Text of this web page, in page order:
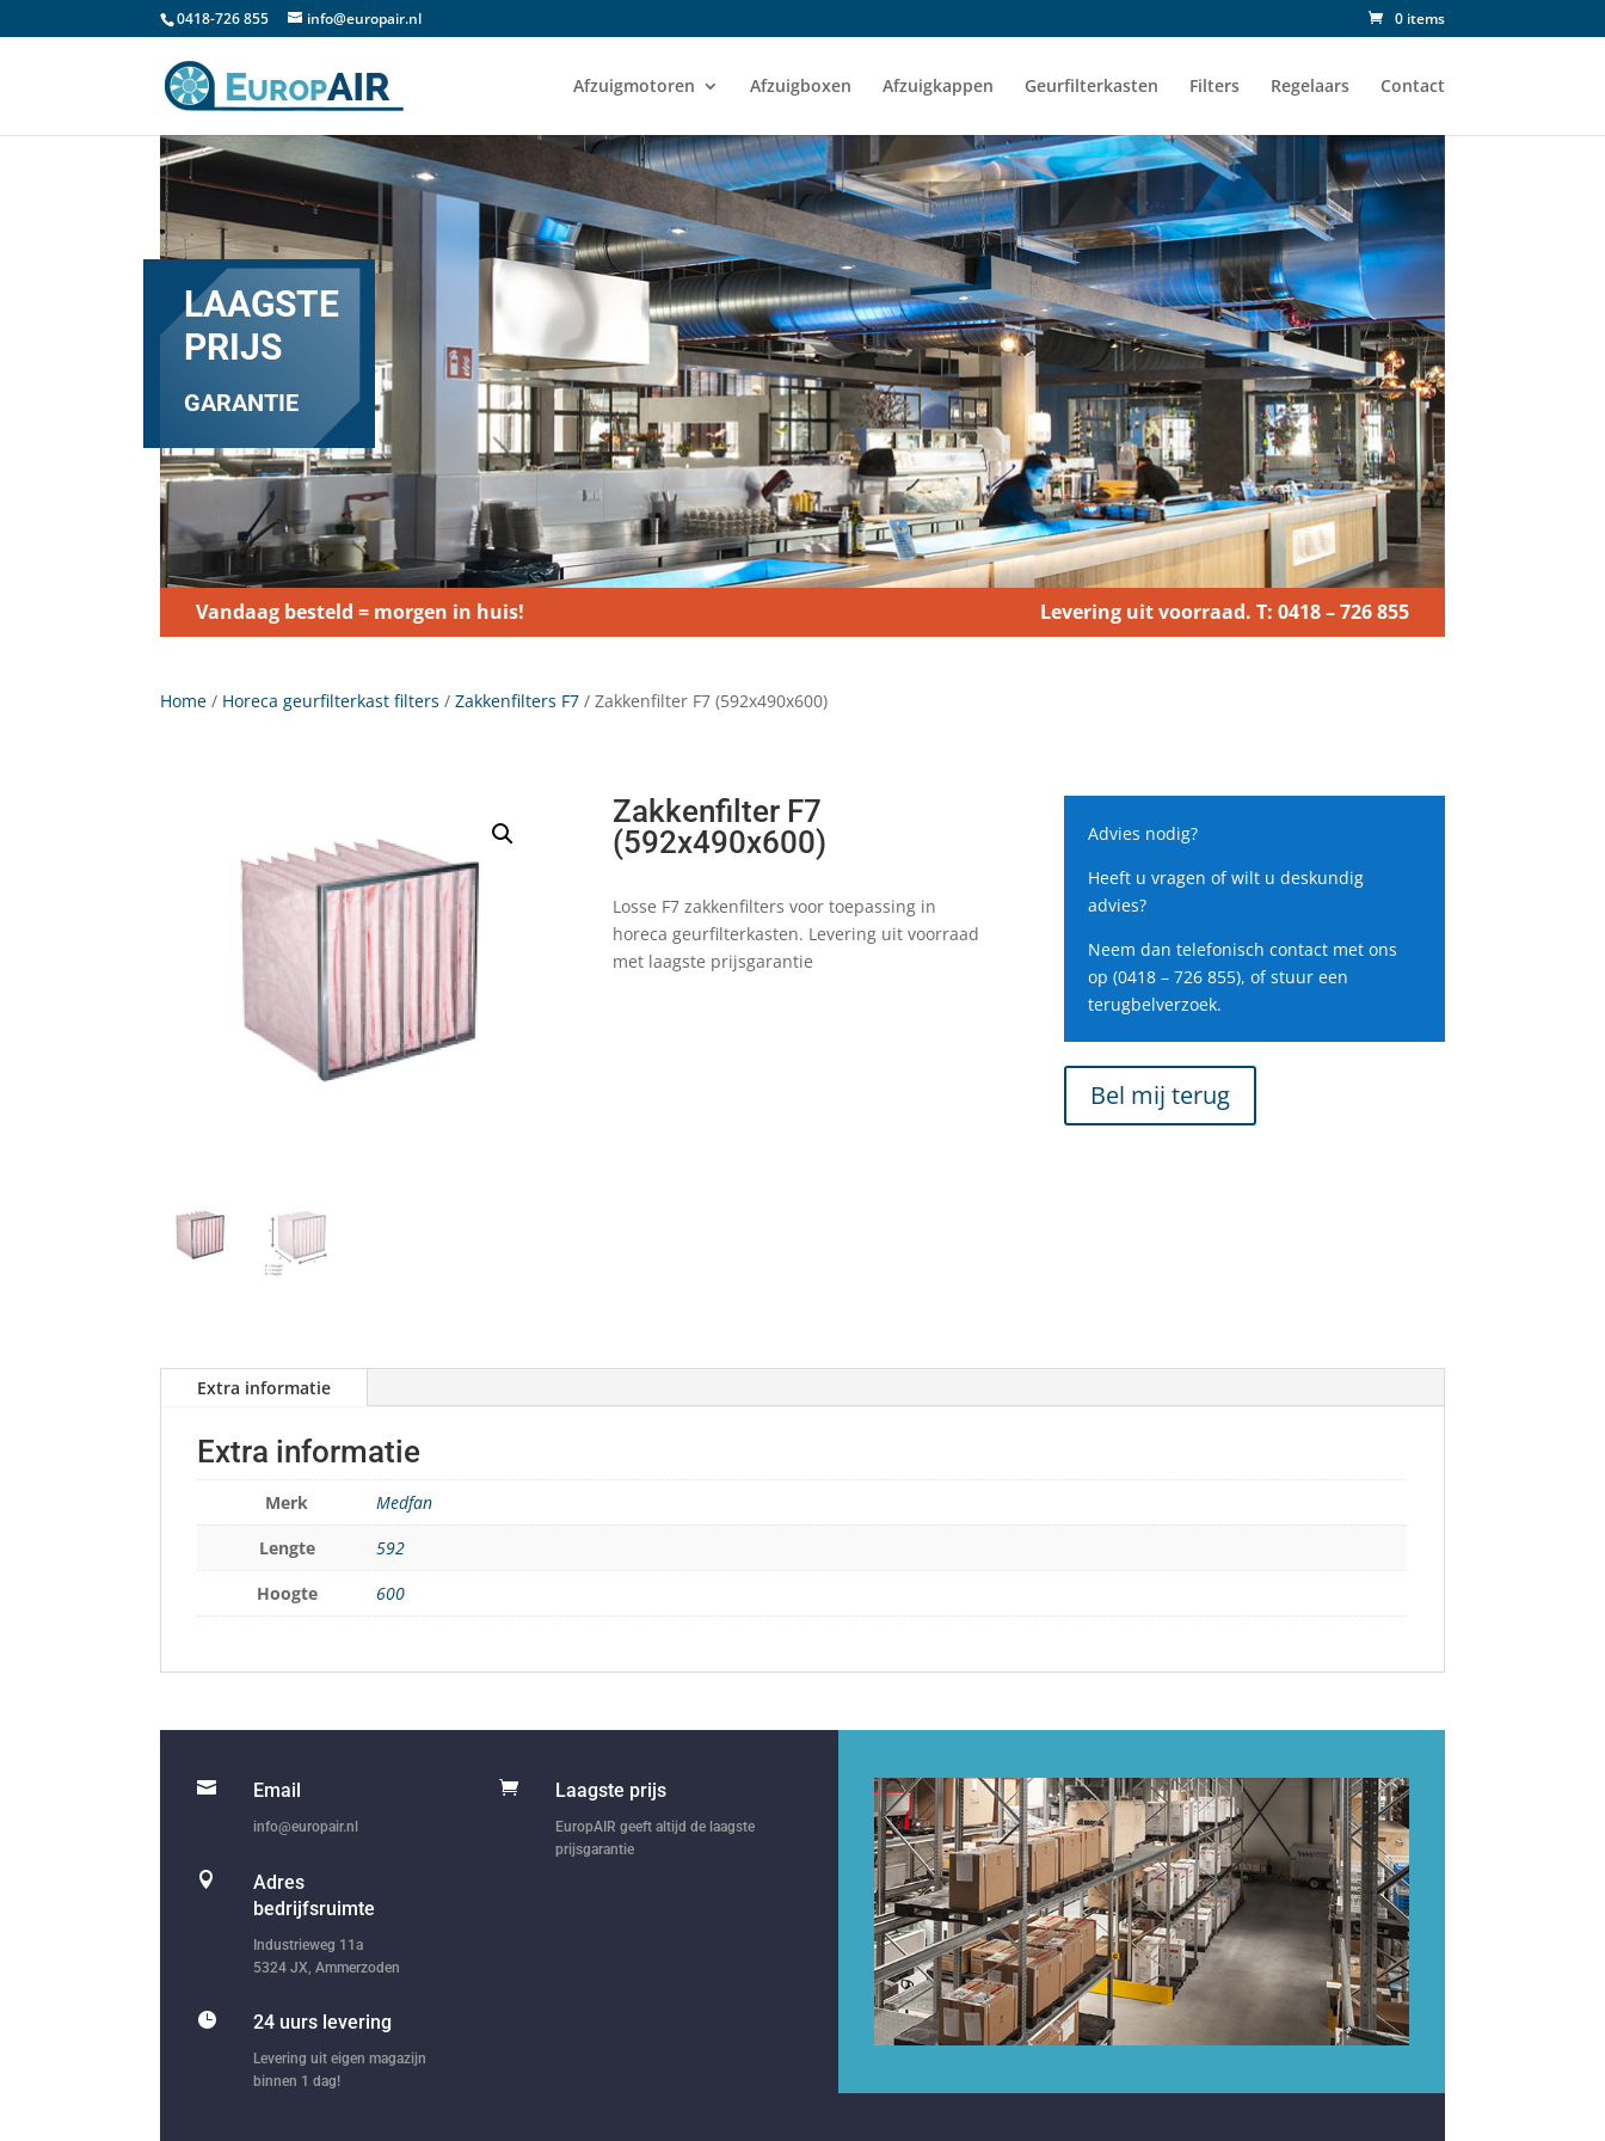
0418-726 855 info@europair.nl 0 items
Afzuigmotoren Afzuigboxen Afzuigkappen Geurfilterkasten Filters Regelaars Contact
LAAGSTE
PRIJS
GARANTIE
Vandaag besteld = morgen in huis! Levering uit voorraad. T: 0418 – 726 855
Home / Horeca geurfilterkast filters /Zakkenfilters F7 / Zakkenfilter F7 (592x490x600)
Zakkenfilter F7
(592x490x600)
Losse F7 zakkenfilters voor toepassing in
horeca geurfilterkasten. Levering uit voorraad
met laagste prijsgarantie
Advies nodig?
Heeft u vragen of wilt u deskundig
advies?
Neem dan telefonisch contact met ons
op (0418 – 726 855), of stuur een
terugbelverzoek.
Bel mij terug
Extra informatie
Extra informatie
Merk
Medfan
Lengte
592
Hoogte
600
 Email
info@europair.nl

Adres
bedrijfsruimte
Industrieweg 11a
5324 JX, Ammerzoden
 24 uurs levering
Levering uit eigen magazijn
binnen 1 dag!
 Laagste prijs
EuropAIR geeft altijd de laagste
prijsgarantie